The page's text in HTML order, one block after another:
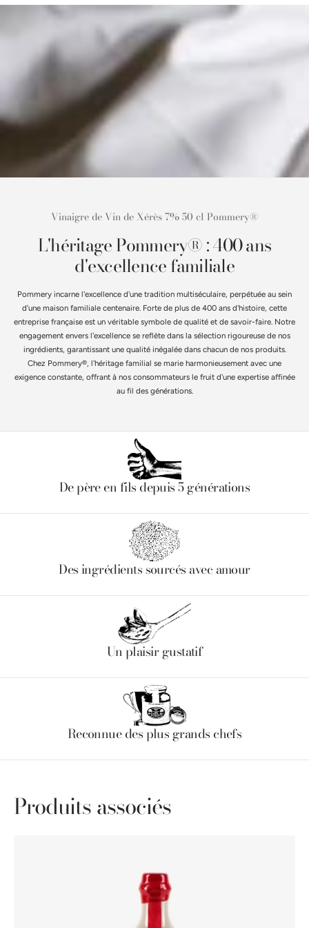
Vinaigre de Vin de Xérès 7% 50 cl Pommery®
L'héritage Pommery® : 400 ans
d'excellence familiale
Pommery incarne l'excellence d'une tradition multiséculaire, perpétuée au sein
d'une maison familiale centenaire. Forte de plus de 400 ans d'histoire, cette
entreprise française est un véritable symbole de qualité et de savoir-faire. Notre
engagement envers l'excellence se reflète dans la sélection rigoureuse de nos
ingrédients, garantissant une qualité inégalée dans chacun de nos produits.
Chez Pommery®, l'héritage familial se marie harmonieusement avec une
exigence constante, offrant à nos consommateurs le fruit d'une expertise affinée
au fil des générations.
De père en fils depuis 5 générations
Des ingrédients sourcés avec amour
Un plaisir gustatif
Reconnue des plus grands chefs
Produits associés